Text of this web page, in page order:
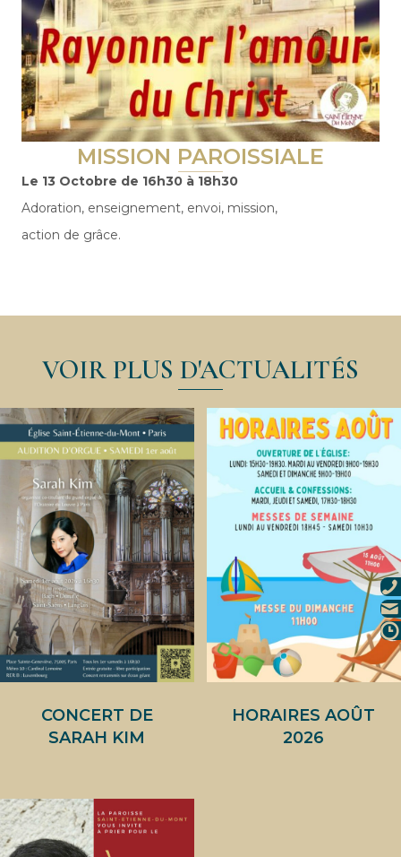
MISSION PAROISSIALE
Le 13 Octobre de 16h30 à 18h30
Adoration, enseignement, envoi, mission,
action de grâce.
VOIR PLUS D'ACTUALITÉS
CONCERT DE
SARAH KIM
HORAIRES AOÛT
2026